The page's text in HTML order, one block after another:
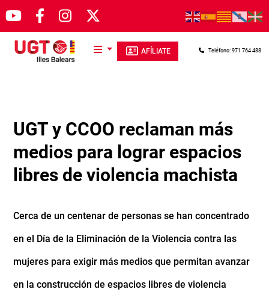
Pasar al contenido principal
AFÍLIATE Teléfono: 971 764 488
UGT y CCOO reclaman más
medios para lograr espacios
libres de violencia machista
Cerca de un centenar de personas se han concentrado
en el Día de la Eliminación de la Violencia contra las
mujeres para exigir más medios que permitan avanzar
en la construcción de espacios libres de violencia